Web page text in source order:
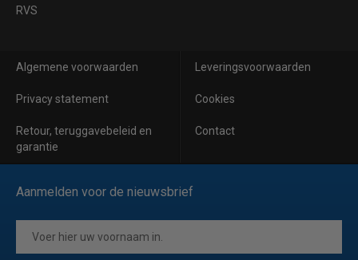
RVS
Algemene voorwaarden Leveringsvoorwaarden
Privacy statement Cookies
Retour, teruggavebeleid en
garantie
Contact
Aanmelden voor de nieuwsbrief